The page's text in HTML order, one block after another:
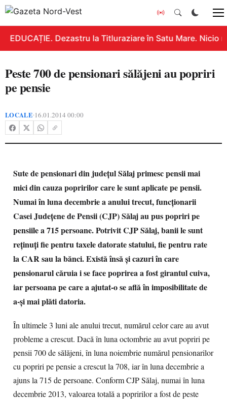
EDUCAȚIE. Dezastru la Titluraziare în Satu Mare. Nicio
Peste 700 de pensionari sălăjeni au popriri
pe pensie
LOCALE•16.01.2014 00:00
Sute de pensionari din judeţul Sălaj primesc pensii mai
mici din cauza popririlor care le sunt aplicate pe pensii.
Numai în luna decembrie a anului trecut, funcţionarii
Casei Judeţene de Pensii (CJP) Sălaj au pus popriri pe
pensiile a 715 persoane. Potrivit CJP Sălaj, banii le sunt
reținuți fie pentru taxele datorate statului, fie pentru rate
la CAR sau la bănci. Există însă și cazuri în care
pensionarul căruia i se face poprirea a fost girantul cuiva,
iar persoana pe care a ajutat-o se află în imposibilitate de
a-şi mai plăti datoria.
În ultimele 3 luni ale anului trecut, numărul celor care au avut
probleme a crescut. Dacă în luna octombrie au avut popriri pe
pensii 700 de sălăjeni, în luna noiembrie numărul pensionarilor
cu popriri pe pensie a crescut la 708, iar în luna decembrie a
ajuns la 715 de persoane. Conform CJP Sălaj, numai în luna
decembrie 2013, valoarea totală a popririlor a fost de peste